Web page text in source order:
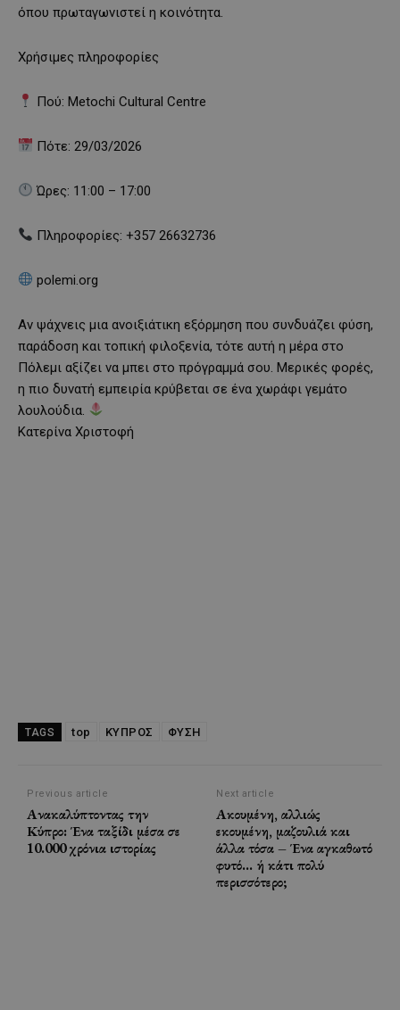
όπου πρωταγωνιστεί η κοινότητα.
Χρήσιμες πληροφορίες
Πού: Metochi Cultural Centre
Πότε: 29/03/2026
Ώρες: 11:00 – 17:00
Πληροφορίες: +357 26632736
polemi.org
Αν ψάχνεις μια ανοιξιάτικη εξόρμηση που συνδυάζει φύση,
παράδοση και τοπική φιλοξενία, τότε αυτή η μέρα στο
Πόλεμι αξίζει να μπει στο πρόγραμμά σου. Μερικές φορές,
η πιο δυνατή εμπειρία κρύβεται σε ένα χωράφι γεμάτο
λουλούδια.
Κατερίνα Χριστοφή
TAGS top ΚΥΠΡΟΣ ΦΥΣΗ
Previous article
Ανακαλύπτοντας την
Κύπρο: Ένα ταξίδι μέσα σε
10.000 χρόνια ιστορίας
Next article
Ακουμένη, αλλιώς
εκουμένη, μαζουλιά και
άλλα τόσα – Ένα αγκαθωτό
φυτό… ή κάτι πολύ
περισσότερο;